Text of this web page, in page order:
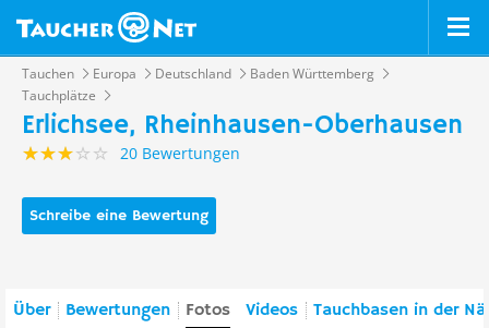
Tauchen Europa Deutschland
Baden Württemberg
Tauchplätze
Erlichsee, Rheinhausen-Oberhausen
20 Bewertungen
Schreibe eine Bewertung
Über Bewertungen Fotos Videos Tauchbasen in der